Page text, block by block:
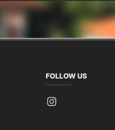
FOLLOW US
Instagram